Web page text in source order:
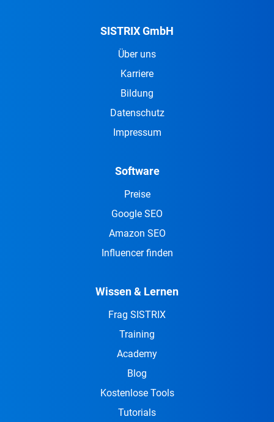
SISTRIX GmbH
Über uns
Karriere
Bildung
Datenschutz
Impressum
Software
Preise
Google SEO
Amazon SEO
Influencer finden
Wissen & Lernen
Frag SISTRIX
Training
Academy
Blog
Kostenlose Tools
Tutorials